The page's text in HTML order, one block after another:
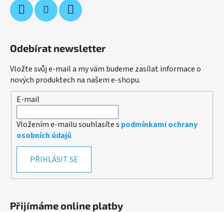
Odebírat newsletter
Vložte svůj e-mail a my vám budeme zasílat informace o
nových produktech na našem e-shopu.
E-mail
Vložením e-mailu souhlasíte s podmínkami ochrany
osobních údajů
PŘIHLÁSIT SE
Přijímáme online platby